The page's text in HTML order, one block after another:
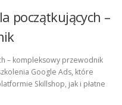
początkujących –
– kompleksowy przewodnik
Google Ads, które
Skillshop, jak i płatne